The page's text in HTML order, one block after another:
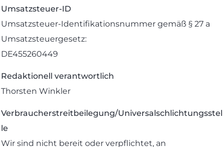
Umsatzsteuer-ID
Umsatzsteuer-Identifikationsnummer gemäß § 27 a
Umsatzsteuergesetz:
DE455260449
Redaktionell verantwortlich
Thorsten Winkler
Verbraucherstreitbeilegung/Universalschlichtungsstel
le
Wir sind nicht bereit oder verpflichtet, an